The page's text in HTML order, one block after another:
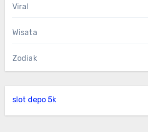
Viral
Wisata
Zodiak
slot depo 5k